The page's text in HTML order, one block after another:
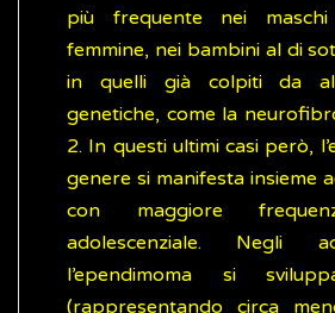
più frequente nei
femmine, nei bambini al di
in quelli già colpiti da
genetiche, come la
2. In questi ultimi casi però,
genere si manifesta insieme
con maggiore
adolescenziale. Negli
l’ependimoma si
(rappresentando circa